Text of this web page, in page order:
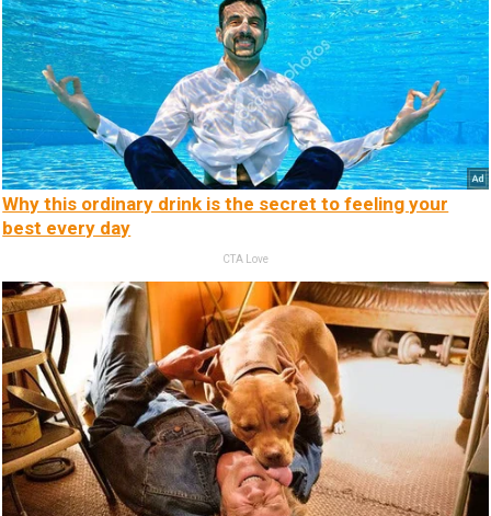
Why this ordinary drink is the secret to feeling your
best every day
CTA Love